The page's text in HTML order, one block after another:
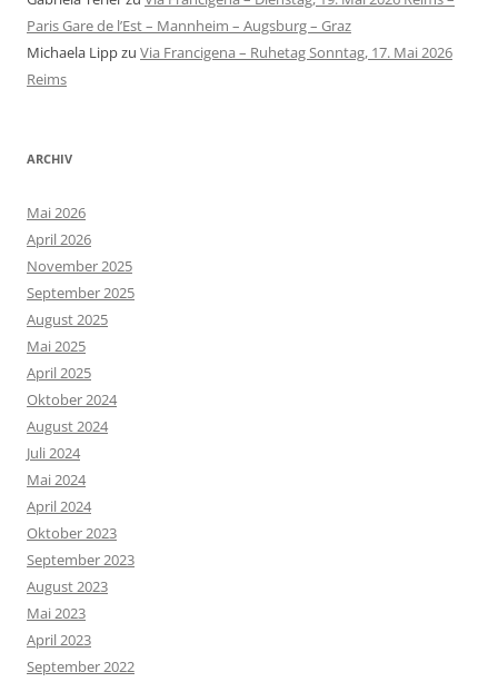
Paris Gare de l’Est – Mannheim – Augsburg – Graz
Michaela Lippzu Via Francigena – Ruhetag Sonntag, 17. Mai 2026
Reims
ARCHIV
Mai 2026
April 2026
November 2025
September 2025
August 2025
Mai 2025
April 2025
Oktober 2024
August 2024
Juli 2024
Mai 2024
April 2024
Oktober 2023
September 2023
August 2023
Mai 2023
April 2023
September 2022